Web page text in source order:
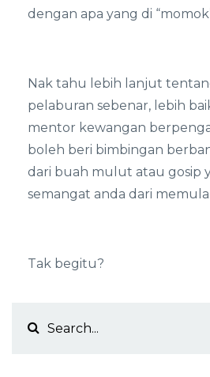
dengan apa yang di
Nak tahu lebih lanjut
pelaburan sebenar, lebih
mentor kewangan
boleh beri bimbingan
dari buah mulut atau gosip
semangat anda dari
Tak begitu?